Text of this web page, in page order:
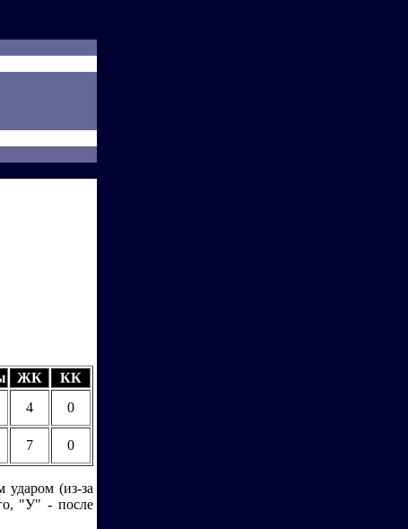
ЖК
КК
4 0
7 0
(из-за
"У" - после